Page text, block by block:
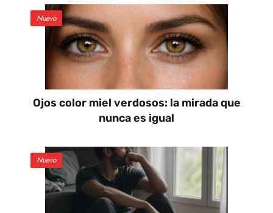
Nuevo
Ojos color miel verdosos: la mirada que
nunca es igual
Nuevo